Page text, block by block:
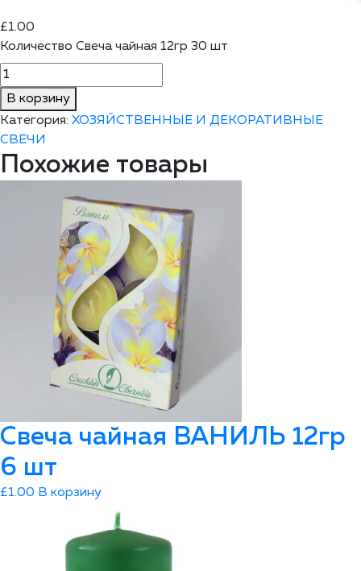
£1.00
Количество Свеча чайная 12гр 30 шт
В корзину
Категория: ХОЗЯЙСТВЕННЫЕ И ДЕКОРАТИВНЫЕ
СВЕЧИ
Похожие товары
Свеча чайная ВАНИЛЬ 12гр
6 шт
£1.00 В корзину